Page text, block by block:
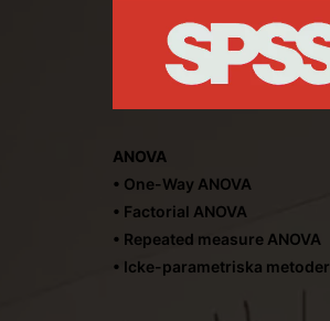
ANOVA
• One-Way ANOVA
• Factorial ANOVA
• Repeated measure ANOVA
• Icke-parametriska metoder